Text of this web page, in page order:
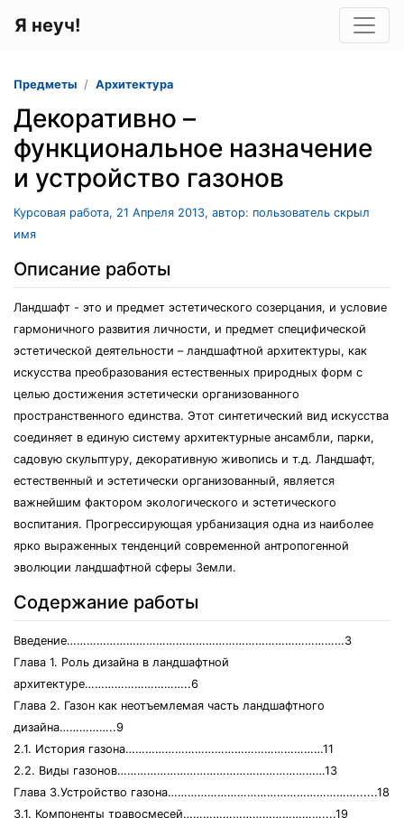
Я неуч!
Предметы Архитектура
Декоративно –
функциональное назначение
и устройство газонов
Курсовая работа, 21 Апреля 2013, автор: пользователь скрыл
имя
Описание работы
Ландшафт - это и предмет эстетического созерцания, и условие
гармоничного развития личности, и предмет специфической
эстетической деятельности – ландшафтной архитектуры, как
искусства преобразования естественных природных форм с
целью достижения эстетически организованного
пространственного единства. Этот синтетический вид искусства
соединяет в единую систему архитектурные ансамбли, парки,
садовую скульптуру, декоративную живопись и т.д. Ландшафт,
естественный и эстетически организованный, является
важнейшим фактором экологического и эстетического
воспитания. Прогрессирующая урбанизация одна из наиболее
ярко выраженных тенденций современной антропогенной
эволюции ландшафтной сферы Земли.
Содержание работы
Введение…………………………………………………………………………3
Глава 1. Роль дизайна в ландшафтной
архитектуре…………………………..6
Глава 2. Газон как неотъемлемая часть ландшафтного
дизайна……………..9
2.1. История газона……………………………………………………11
2.2. Виды газонов………………………………………………………13
Глава 3.Устройство газона…………………………………………………......18
3.1. Компоненты травосмесей……………………………………....19